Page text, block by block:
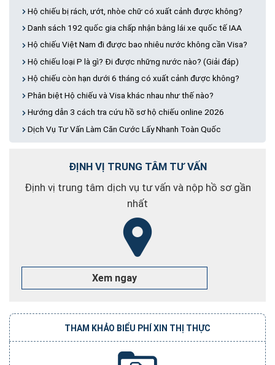
Hộ chiếu bị rách, ướt, nhòe chữ có xuất cảnh được không?
Danh sách 192 quốc gia chấp nhận bằng lái xe quốc tế IAA
Hộ chiếu Việt Nam đi được bao nhiêu nước không cần Visa?
Hộ chiếu loại P là gì? Đi được những nước nào? (Giải đáp)
Hộ chiếu còn hạn dưới 6 tháng có xuất cảnh được không?
Phân biệt Hộ chiếu và Visa khác nhau như thế nào?
Hướng dẫn 3 cách tra cứu hồ sơ hộ chiếu online 2026
Dịch Vụ Tư Vấn Làm Căn Cước Lấy Nhanh Toàn Quốc
Thị thực không định cư
Hộ chiếu bị rách, ướt, nhòe chữ có xuất cảnh được không?
Hộ chiếu Việt Nam đi được bao nhiêu nước không cần Visa?
Hộ chiếu còn hạn dưới 6 tháng có xuất cảnh được không?
Phân biệt Hộ chiếu và Visa khác nhau như thế nào?
Dịch Vụ Tư Vấn Làm Căn Cước Lấy Nhanh Toàn Quốc
ĐỊNH VỊ TRUNG TÂM TƯ VẤN
Định vị trung tâm dịch vụ tư vấn và nộp hồ sơ gần
nhất
Xem ngay
THAM KHẢO BIỂU PHÍ XIN THỊ THỰC